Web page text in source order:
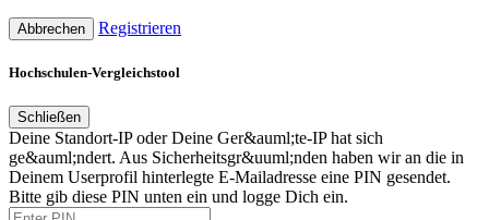
Abbrechen Registrieren
Hochschulen-Vergleichstool
Schließen
Deine Standort-IP oder Deine Ger&auml;te-IP hat sich
ge&auml;ndert. Aus Sicherheitsgr&uuml;nden haben wir an die in
Deinem Userprofil hinterlegte E-Mailadresse eine PIN gesendet.
Bitte gib diese PIN unten ein und logge Dich ein.